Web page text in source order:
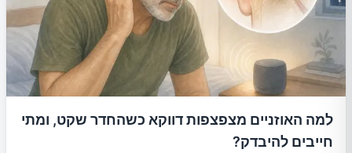
למה האוזניים מצפצפות דווקא כשהחדר שקט, ומתי
חייבים להיבדק?